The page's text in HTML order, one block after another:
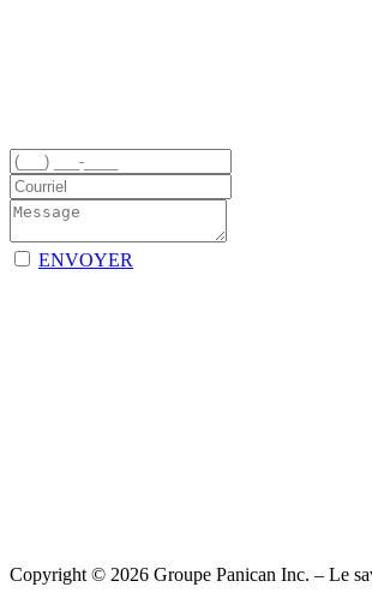
ENVOYER
Copyright © 2026 Groupe Panican Inc. – Le